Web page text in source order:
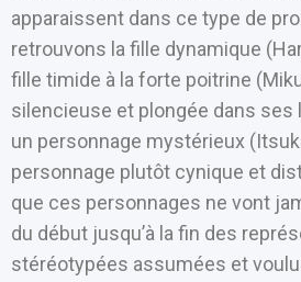
apparaissent dans ce type de
retrouvons la fille dynamique
fille timide à la forte poitrine
silencieuse et plongée dans ses
un personnage mystérieux
personnage plutôt cynique et
que ces personnages ne vont
du début jusqu’à la fin des
stéréotypées assumées et